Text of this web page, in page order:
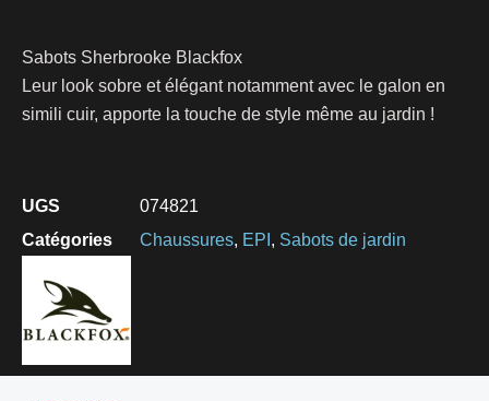
Sabots Sherbrooke Blackfox
Leur look sobre et élégant notamment avec le galon en
simili cuir, apporte la touche de style même au jardin !
UGS
074821
Catégories
Chaussures EPI Sabots de jardin